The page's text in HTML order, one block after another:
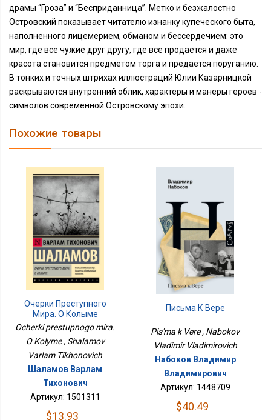
драмы “Гроза” и “Бесприданница”. Метко и безжалостно
Островский показывает читателю изнанку купеческого быта,
наполненного лицемерием, обманом и бессердечием: это
мир, где все чужие друг другу, где все продается и даже
красота становится предметом торга и предается поруганию.
В тонких и точных штрихах иллюстраций Юлии Казарницкой
раскрываются внутренний облик, характеры и манеры героев -
символов современной Островскому эпохи.
Похожие товары
Очерки Преступного
Мира. О Колыме
Ocherki prestupnogo mira.
O Kolyme , Shalamov
Varlam Tikhonovich
Шаламов Варлам
Тихонович
Артикул: 1501311
$13.93
Письма К Вере
Pis'ma k Vere , Nabokov
Vladimir Vladimirovich
Набоков Владимир
Владимирович
Артикул: 1448709
$40.49